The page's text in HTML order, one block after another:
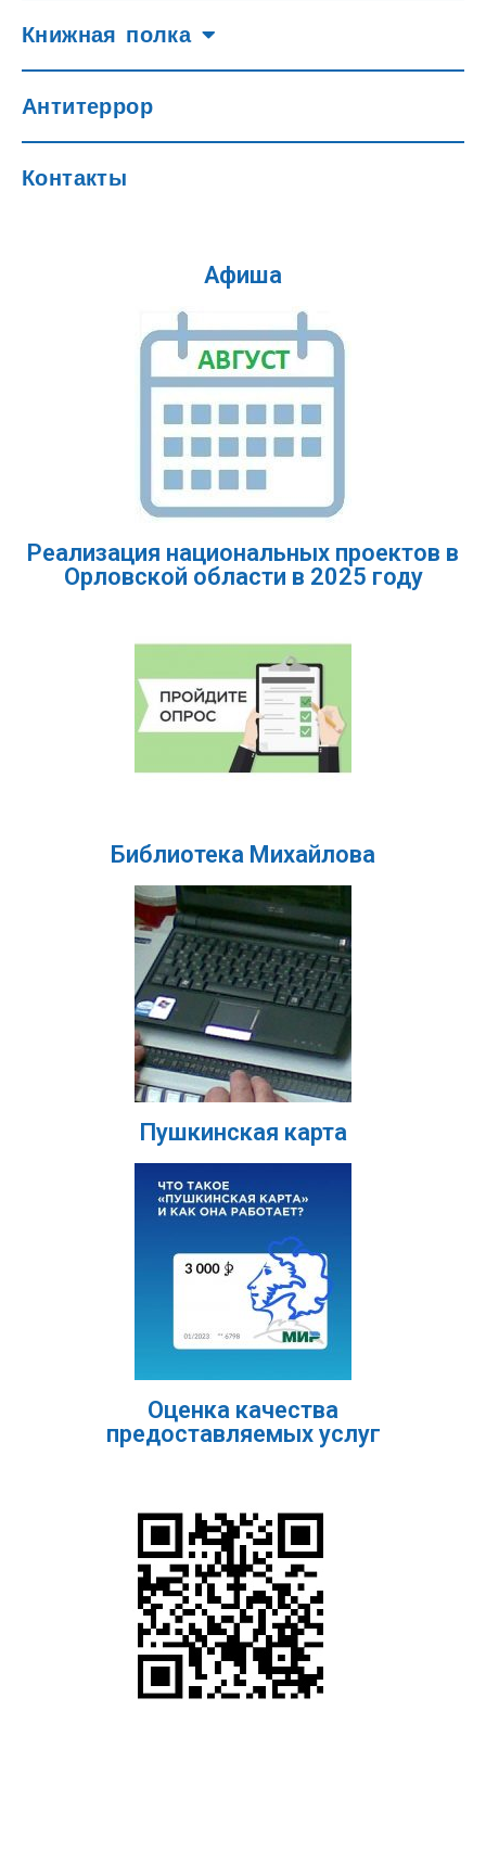
Книжная полка
Антитеррор
Контакты
Афиша
Реализация национальных проектов в
Орловской области в 2025 году
Библиотека Михайлова
Пушкинская карта
Оценка качества
предоставляемых услуг